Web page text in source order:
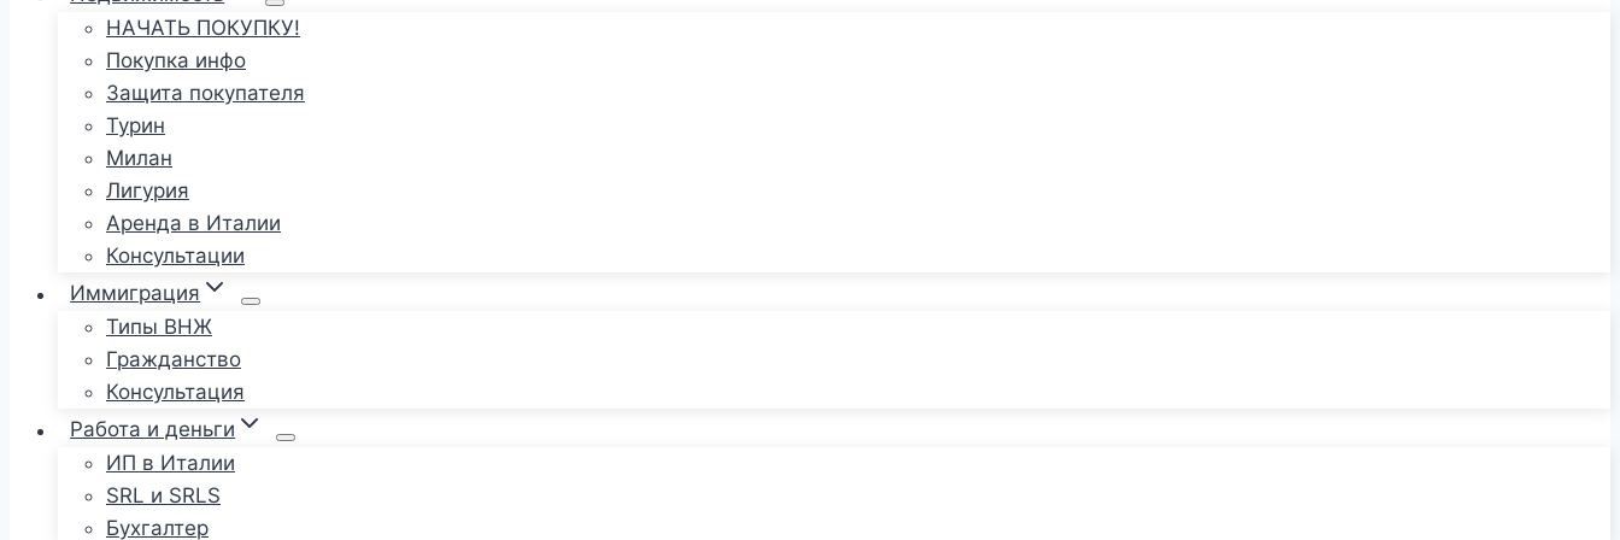
НАЧАТЬ ПОКУПКУ!
Покупка инфо
Защита покупателя
Турин
Милан
Лигурия
Аренда в Италии
Консультации
Иммиграция
Типы ВНЖ
Гражданство
Консультация
Работа и деньги
ИП в Италии
SRL и SRLS
Бухгалтер